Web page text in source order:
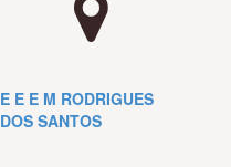
E E E M RODRIGUES
DOS SANTOS